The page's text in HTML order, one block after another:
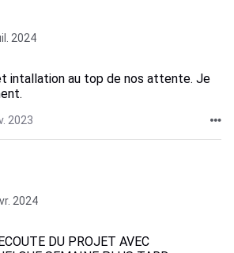
2024
intallation au top de nos attente. Je
2023
2024
DU PROJET AVEC